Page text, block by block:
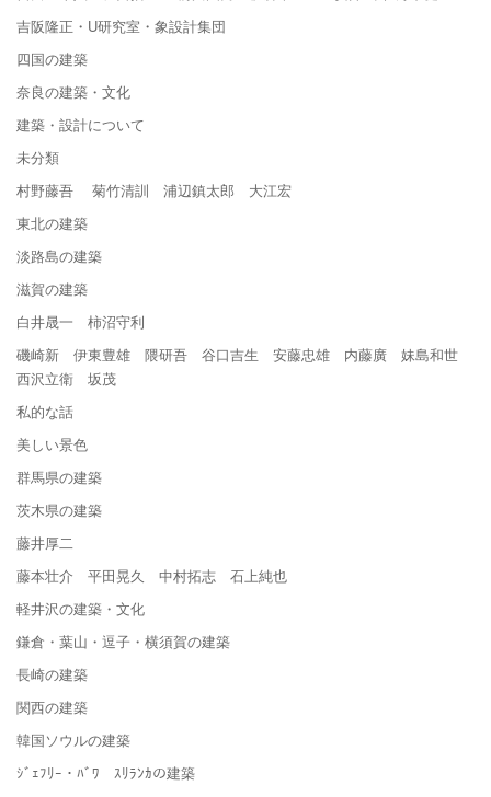
吉阪隆正・U研究室・象設計集団
四国の建築
奈良の建築・文化
建築・設計について
未分類
村野藤吾 菊竹清訓 浦辺鎮太郎 大江宏
東北の建築
淡路島の建築
滋賀の建築
白井晟一 柿沼守利
磯崎新 伊東豊雄 隈研吾 谷口吉生 安藤忠雄 内藤廣 妹島和世
西沢立衛 坂茂
私的な話
美しい景色
群馬県の建築
茨木県の建築
藤井厚二
藤本壮介 平田晃久 中村拓志 石上純也
軽井沢の建築・文化
鎌倉・葉山・逗子・横須賀の建築
長崎の建築
関西の建築
韓国ソウルの建築
ｼﾞｪﾌﾘｰ・ﾊﾞﾜ ｽﾘﾗﾝｶの建築